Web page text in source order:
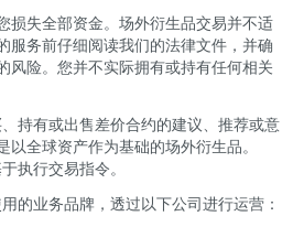
损失全部资金。场外衍生品交易并不适
服务前仔细阅读我们的法律文件，并确
风险。您并不实际拥有或持有任何相关
持有或出售差价合约的建议、推荐或意
以全球资产作为基础的场外衍生品。
执行交易指令。
的业务品牌，透过以下公司进行运营：